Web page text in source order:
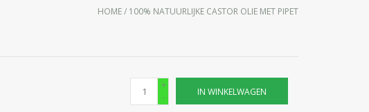
HOME/ 100% NATUURLIJKE CASTOR OLIE MET PIPET
+
-
IN WINKELWAGEN